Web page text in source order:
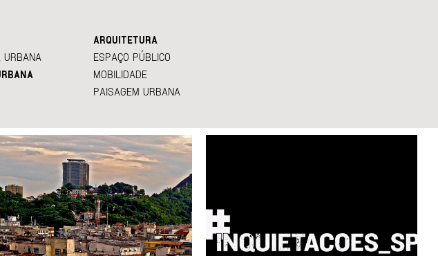
ARQUITETURA
URBANA
ESPAÇO PÚBLICO
MOBILIDADE
PAISAGEM URBANA